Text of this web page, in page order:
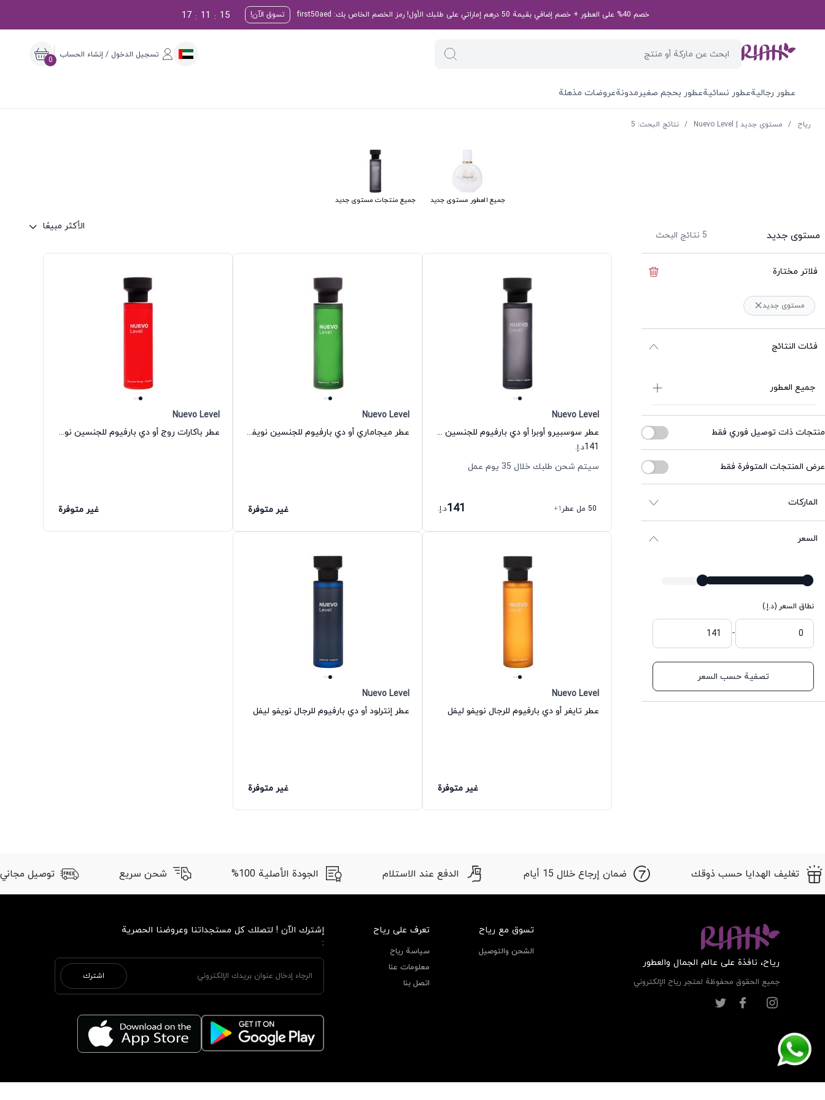
خصم 40% على العطور + خصم إضافي بقيمة 50 درهم إماراتي على طلبك الأول! رمز الخصم الخاص بك: first50aed تسوق الآن! 14
:
11
:
17
تسجيل الدخول / إنشاء الحساب
0
عطور رجاليةعطور نسائيةعطور بحجم صغيرمدونةعروضات مذهلة
ریاح / مستوى جديد | Nuevo Level / نتائج البحث: 5
جميع العطور مستوى جديد جميع منتجات مستوى جديد
مستوى جديد 5 نتائج البحث
الأكثر مبيعًا
فلاتر مختارة
مستوى جديد
فئات النتائج
جميع العطور
منتجات ذات توصيل فوري فقط
عرض المنتجات المتوفرة فقط
الماركات
السعر
نطاق السعر (د.إ.)
-
تصفية حسب السعر
Nuevo Level
عطر سوسبيرو أوبرا أو دي بارفيوم للجنسين نويفو ليفل
141د.إ.
سيتم شحن طلبك خلال 35 يوم عمل
50 مل عطر +1
141د.إ.
Nuevo Level
عطر ميجاماري أو دي بارفيوم للجنسين نويفو ليفل
غير متوفرة
Nuevo Level
عطر باكارات روج أو دي بارفيوم للجنسين نويفو ليفل
غير متوفرة
Nuevo Level
عطر تايغر أو دي بارفيوم للرجال نويفو ليفل
غير متوفرة
Nuevo Level
عطر إنترلود أو دي بارفيوم للرجال نويفو ليفل
غير متوفرة
تغليف الهدايا حسب ذوقك ضمان إرجاع خلال 15 أيام الدفع عند الاستلام الجودة الأصلية 100% شحن سريع توصيل مجاني
ریاح، نافذة على عالم الجمال والعطور
جميع الحقوق محفوظة لمتجر ریاح الإلكتروني
تسوق مع رياح
الشحن والتوصيل
تعرف على رياح
سياسة رياح
معلومات عنا
اتصل بنا
إشترك الآن ! لتصلك كل مستجداتنا وعروضنا الحصرية
:
اشترك